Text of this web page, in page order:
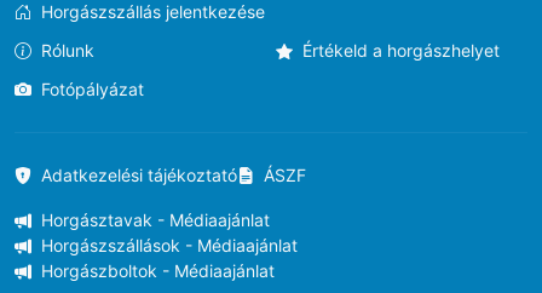
Horgászszállás jelentkezése
Rólunk
Értékeld a horgászhelyet
Fotópályázat
Adatkezelési tájékoztató ÁSZF
Horgásztavak - Médiaajánlat
Horgászszállások - Médiaajánlat
Horgászboltok - Médiaajánlat